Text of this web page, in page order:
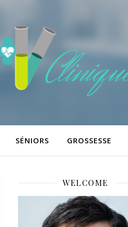
SÉNIORS GROSSESSE
WELCOME